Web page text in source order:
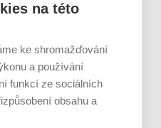
po něm a ve
na této
ke shromažďování
a používání
funkcí ze sociálních
obsahu a